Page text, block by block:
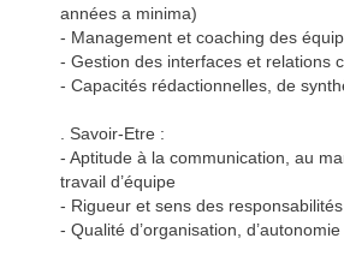
années a minima)
- Management et coaching des
- Gestion des interfaces et relations
- Capacités rédactionnelles, de
. Savoir-Etre :
- Aptitude à la communication, au
travail d’équipe
- Rigueur et sens des responsabilités
- Qualité d’organisation,